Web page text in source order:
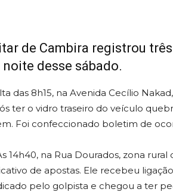
de Cambira registrou
desse sábado.
das 8h15, na Avenida Cecílio
ter o vidro traseiro do veículo
Foi confeccionado boletim de
14h40, na Rua Dourados, zona
de apostas. Ele recebeu
pelo golpista e chegou a ter